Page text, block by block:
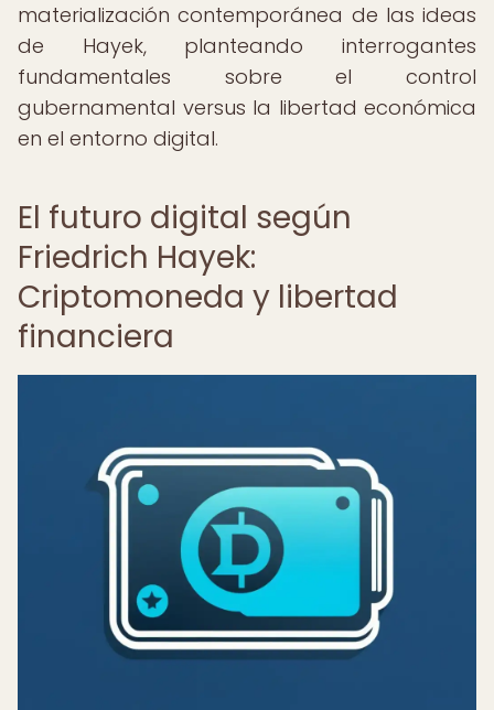
materialización contemporánea de las ideas
de Hayek, planteando interrogantes
fundamentales sobre el control
gubernamental versus la libertad económica
en el entorno digital.
El futuro digital según
Friedrich Hayek:
Criptomoneda y libertad
financiera